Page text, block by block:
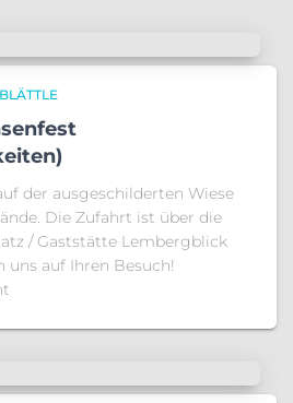
BLÄTTLE
der ausgeschilderten Wiese
Die Zufahrt ist über die
/ Gaststätte Lembergblick
auf Ihren Besuch!